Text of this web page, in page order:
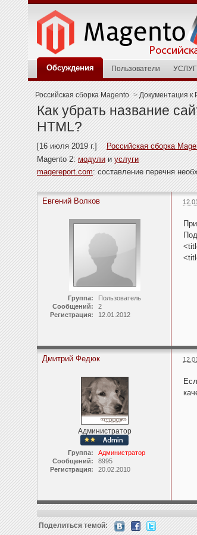
Обсуждения Пользователи
Российская сборка Magento > Документация к
Как убрать название
HTML?
[16 июля 2019 г.]
Российская сборка
Magento 2: модули и услуги
magereport.com: составление перечня
Евгений Волков
Группа:
Пользователь
Сообщений:
2
Регистрация:
12.01.2012
Дмитрий Федюк
Администратор
Группа:
Администратор
Сообщений:
8995
Регистрация:
20.02.2010
Поделиться темой: